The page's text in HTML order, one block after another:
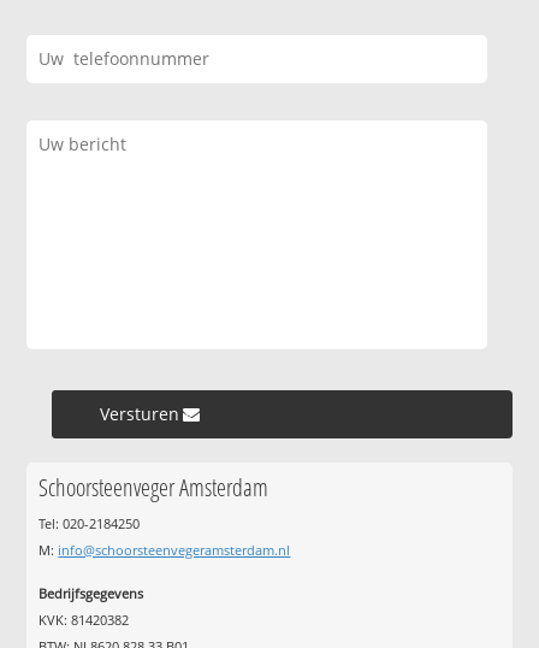
Versturen »
Schoorsteenveger Amsterdam
Tel: 020-2184250
M: info@schoorsteenvegeramsterdam.nl
Bedrijfsgegevens
KVK: 81420382